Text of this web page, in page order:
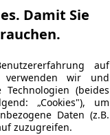
Damit Sie
auf
verwenden wir und
(beides
„Cookies"), um
Daten (z.B.
zuzugreifen.